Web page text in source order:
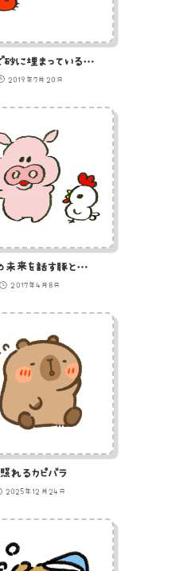
海辺で砂に埋まっているひよこのイラスト
2019年7月20日
食肉の未来を話す豚とニワトリのイラスト
2017年4月8日
照れるカピバラ
2025年12月24日